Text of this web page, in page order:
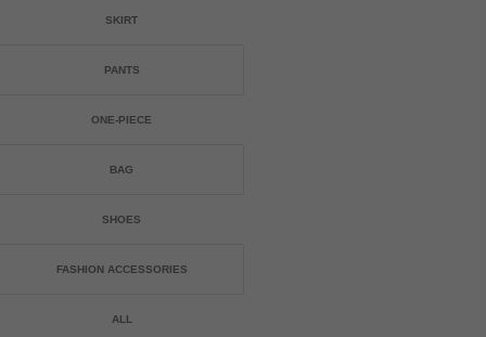
SKIRT
PANTS
ONE-PIECE
BAG
SHOES
FASHION ACCESSORIES
ALL